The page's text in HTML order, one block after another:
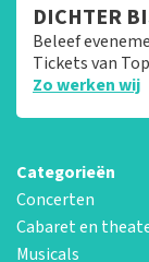
DICHTER
Beleef
Tickets van
Zo werken wij
Categorieën
Concerten
Cabaret en
Musicals